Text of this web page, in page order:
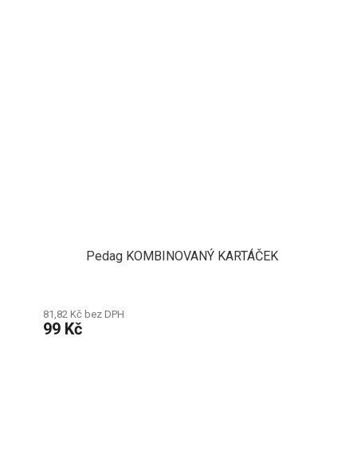
Pedag KOMBINOVANÝ KARTÁČEK
81,82 Kč bez DPH
99 Kč